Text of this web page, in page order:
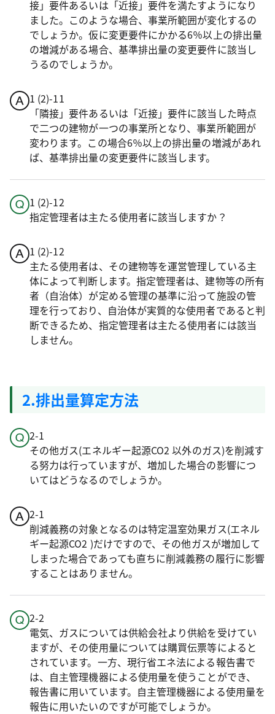
接」要件あるいは「近接」要件を満たすようになり
ました。このような場合、事業所範囲が変化するの
でしょうか。仮に変更要件にかかる6％以上の排出量
の増減がある場合、基準排出量の変更要件に該当し
うるのでしょうか。
1 (2)-11
「隣接」要件あるいは「近接」要件に該当した時点
で二つの建物が一つの事業所となり、事業所範囲が
変わります。この場合6％以上の排出量の増減があれ
ば、基準排出量の変更要件に該当します。
1 (2)-12
指定管理者は主たる使用者に該当しますか？
1 (2)-12
主たる使用者は、その建物等を運営管理している主
体によって判断します。指定管理者は、建物等の所有
者（自治体）が定める管理の基準に沿って施設の管
理を行っており、自治体が実質的な使用者であると判
断できるため、指定管理者は主たる使用者には該当
しません。
2.排出量算定方法
2-1
その他ガス(エネルギー起源CO2 以外のガス)を削減す
る努力は行っていますが、増加した場合の影響につ
いてはどうなるのでしょうか。
2-1
削減義務の対象となるのは特定温室効果ガス(エネル
ギー起源CO2 )だけですので、その他ガスが増加して
しまった場合であっても直ちに削減義務の履行に影響
することはありません。
2-2
電気、ガスについては供給会社より供給を受けてい
ますが、その使用量については購買伝票等によると
されています。一方、現行省エネ法による報告書で
は、自主管理機器による使用量を使うことができ、
報告書に用いています。自主管理機器による使用量を
報告に用いたいのですが可能でしょうか。